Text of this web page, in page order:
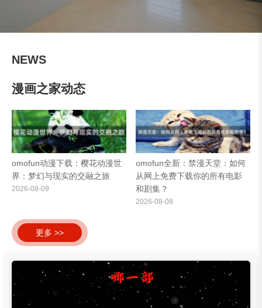
NEWS
漫画之家动态
omofun动漫下载：樱花动漫世
界：梦幻与现实的交融之旅
2026-08-09
omofun全新：禁漫天堂：如何
从网上免费下载你的所有电影
和剧集？
2026-08-08
更多 >>